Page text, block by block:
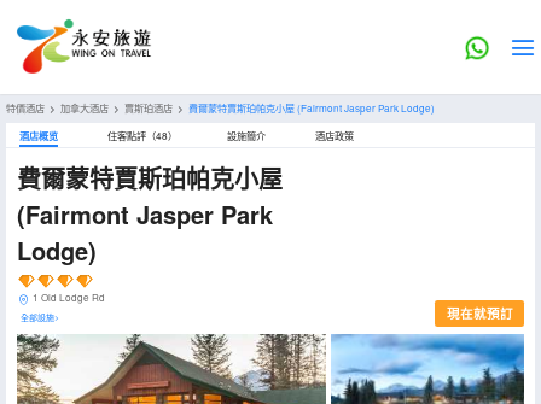
特價酒店 > 加拿大酒店 > 賈斯珀酒店 > 費爾蒙特賈斯珀帕克小屋(Fairmont Jasper Park Lodge)
酒店概览 住客點評（48） 設施簡介 酒店政策
費爾蒙特賈斯珀帕克小屋
(Fairmont Jasper Park
Lodge)
1 Old Lodge Rd
全部設施> 現在就預訂